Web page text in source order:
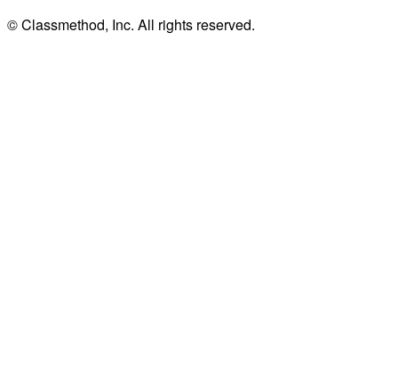
© Classmethod, Inc. All rights reserved.